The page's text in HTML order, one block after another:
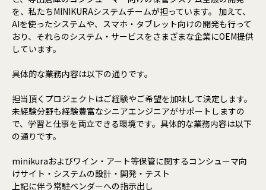
を、私たちMINIKURAシステムチームが担っています。 加えて、
AIを使ったシステムや、スマホ・タブレット向けの開発も行って
おり、それらのシステム・サービスをさまざまな企業にOEM提供
しています。
具体的な業務内容は以下の通りです。
担当頂くプロジェクトはご経験やご希望を加味して決定します。
未経験分野も経験豊富なシニアエンジニアがサポートしますの
で、学習と仕事を両立できる環境です。具体的な業務内容は以下
の通りです。
minikuraおよびワイン・アート等保管に関するコンシューマ向
けサイト・システムの設計・開発・テスト
上記に伴う常駐ベンダーへの指示出し